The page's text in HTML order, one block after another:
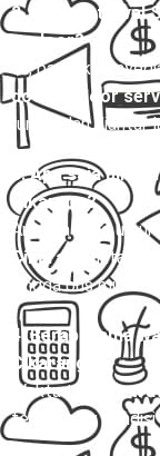
2. Apakah travel
to door?
Ya, banyak
door to door
rumah dan diantar
3. Apa saja
Cikarang?
Armada yang
Cikarang
antara
hingga bus mini
4. Berapa lama
Cikarang?
Waktu tempuh
tergantung